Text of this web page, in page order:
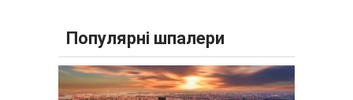
Популярні шпалери